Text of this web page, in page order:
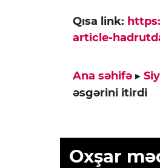
Qısa link:
article-
Ana səhifə ▸
əsgərini itirdi
Oxşar